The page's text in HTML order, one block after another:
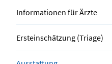
Informationen für Ärzte
Ersteinschätzung (Triage)